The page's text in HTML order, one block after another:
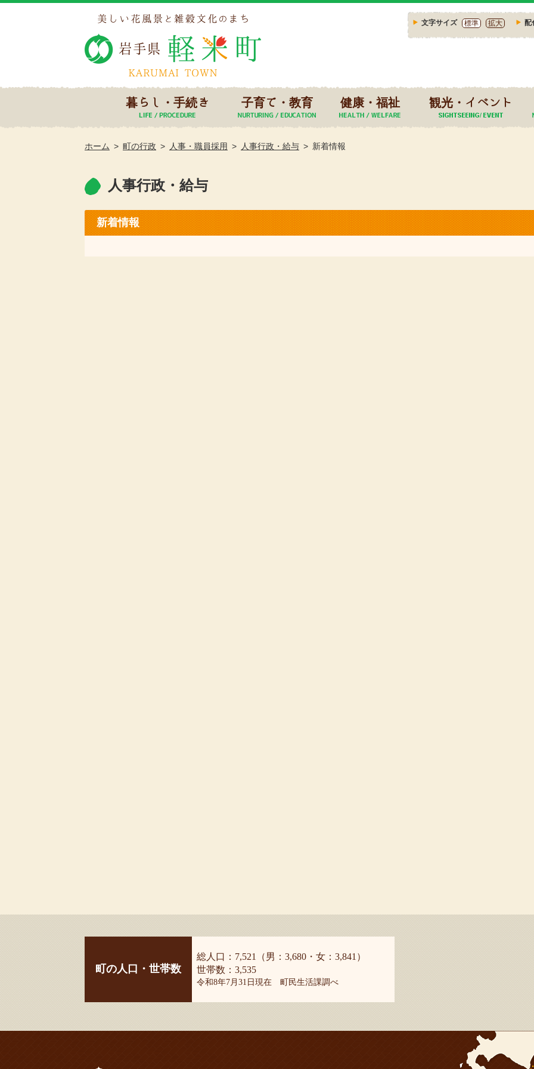
文字サイズ 標準 拡大 配
暮らし・手続き 子育て・教育 健康・福祉 観光・イベント
ホーム 町の行政 人事・職員採用 人事行政・給与 新着情報
人事行政・給与
新着情報
町の人口・世帯数
総人口：7,521（男：3,680・女：3,841）
世帯数：3,535
令和8年7月31日現在 町民生活課調べ